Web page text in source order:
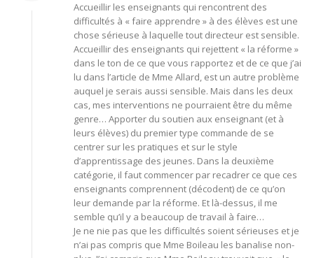
Accueillir les enseignants qui rencontrent des
difficultés à « faire apprendre » à des élèves est une
chose sérieuse à laquelle tout directeur est sensible.
Accueillir des enseignants qui rejettent « la réforme »
dans le ton de ce que vous rapportez et de ce que j’ai
lu dans l’article de Mme Allard, est un autre problème
auquel je serais aussi sensible. Mais dans les deux
cas, mes interventions ne pourraient être du même
genre… Apporter du soutien aux enseignant (et à
leurs élèves) du premier type commande de se
centrer sur les pratiques et sur le style
d’apprentissage des jeunes. Dans la deuxième
catégorie, il faut commencer par recadrer ce que ces
enseignants comprennent (décodent) de ce qu’on
leur demande par la réforme. Et là-dessus, il me
semble qu’il y a beaucoup de travail à faire…
Je ne nie pas que les difficultés soient sérieuses et je
n’ai pas compris que Mme Boileau les banalise non-